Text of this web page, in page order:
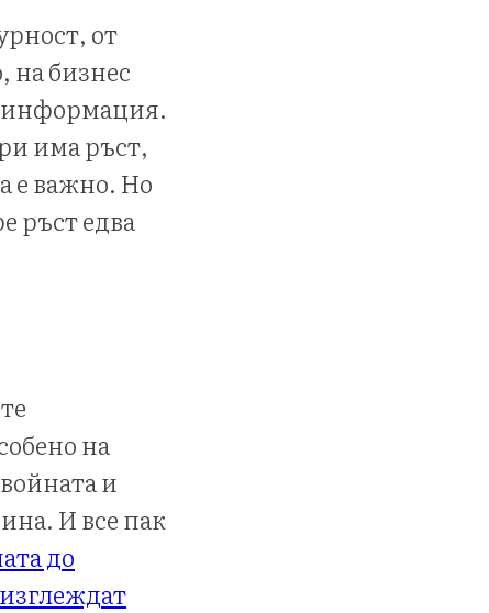
от
на бизнес
информация.
има ръст,
е важно. Но
ръст едва
на
и
И все пак
до